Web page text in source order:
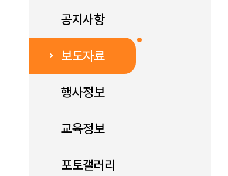
공지사항
보도자료
행사정보
교육정보
포토갤러리